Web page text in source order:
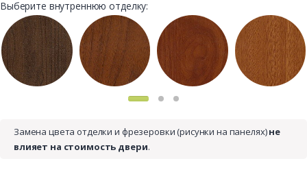
Выберите внутреннюю отделку:
Замена цвета отделки и фрезеровки (рисунки на панелях)не
влияет на стоимость двери.